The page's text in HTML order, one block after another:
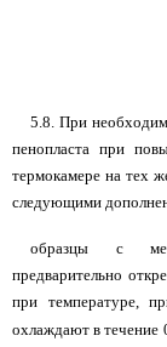
5.8. При
пенопласта при
термокамере на тех
следующими
образцы с
предварительно
при температуре,
охлаждают в течение